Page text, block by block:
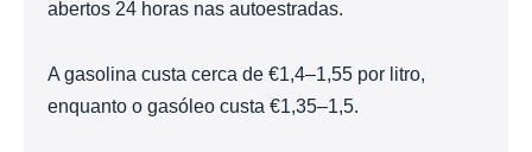
abertos 24 horas nas autoestradas.
A gasolina custa cerca de €1,4–1,55 por litro,
enquanto o gasóleo custa €1,35–1,5.